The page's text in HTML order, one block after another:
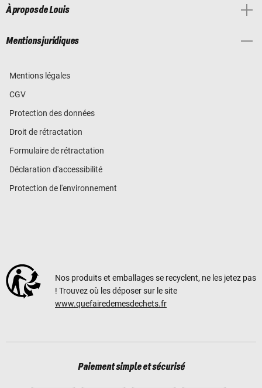
À propos de Louis
Mentions juridiques
Mentions légales
CGV
Protection des données
Droit de rétractation
Formulaire de rétractation
Déclaration d'accessibilité
Protection de l'environnement
Nos produits et emballages se recyclent, ne les jetez pas
! Trouvez où les déposer sur le site
www.quefairedemesdechets.fr
Paiement simple et sécurisé